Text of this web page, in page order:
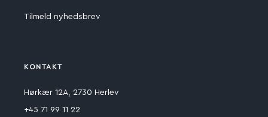
Tilmeld nyhedsbrev
KONTAKT
Hørkær 12A, 2730 Herlev
+45 71 99 11 22